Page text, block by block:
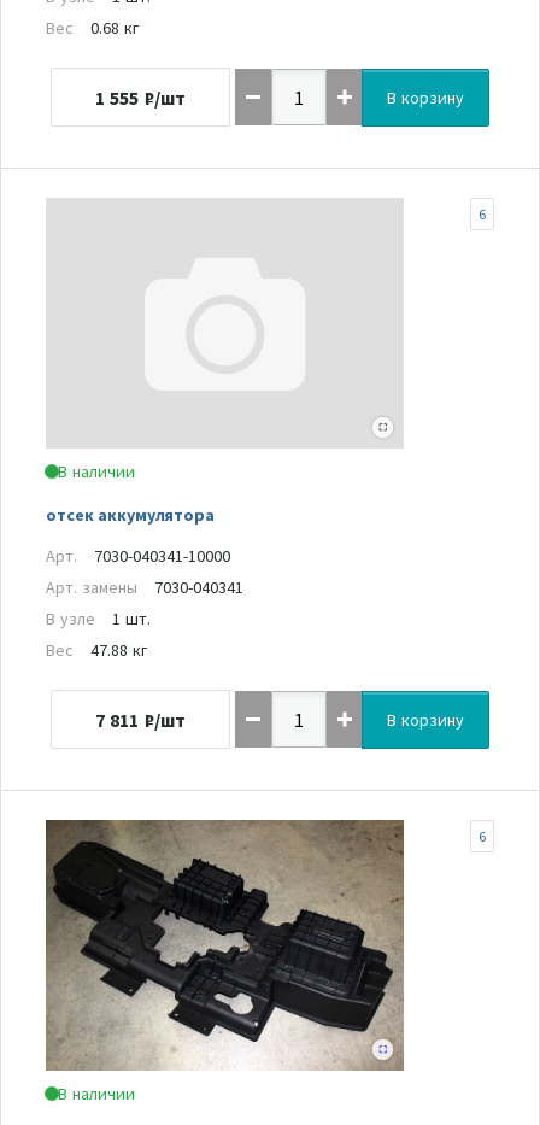
Вес
0.68 кг
1 555 ₽/шт В корзину
В наличии
отсек аккумулятора
6
Арт.
7030-040341-10000
Арт. замены
7030-040341
В узле
1 шт.
Вес
47.88 кг
7 811 ₽/шт В корзину
В наличии
6